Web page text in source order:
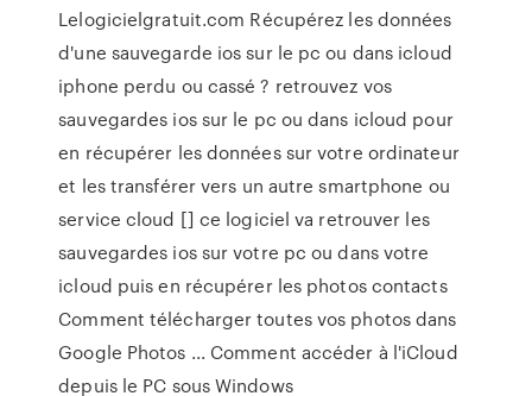
Lelogicielgratuit.com Récupérez les données
d'une sauvegarde ios sur le pc ou dans icloud
iphone perdu ou cassé ? retrouvez vos
sauvegardes ios sur le pc ou dans icloud pour
en récupérer les données sur votre ordinateur
et les transférer vers un autre smartphone ou
service cloud [] ce logiciel va retrouver les
sauvegardes ios sur votre pc ou dans votre
icloud puis en récupérer les photos contacts
Comment télécharger toutes vos photos dans
Google Photos ... Comment accéder à l'iCloud
depuis le PC sous Windows